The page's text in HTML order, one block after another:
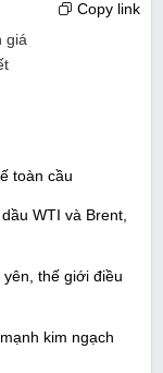
Copy link
giá
toàn cầu
WTI và Brent,
thế giới điều
kim ngạch